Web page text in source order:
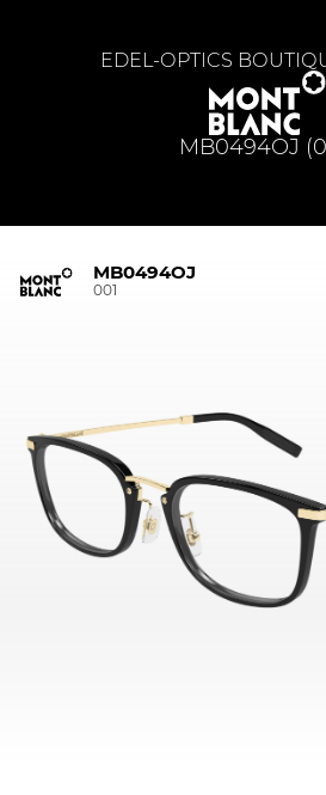
MB0494OJ
EDEL-OPTICS
MB0494OJ
001